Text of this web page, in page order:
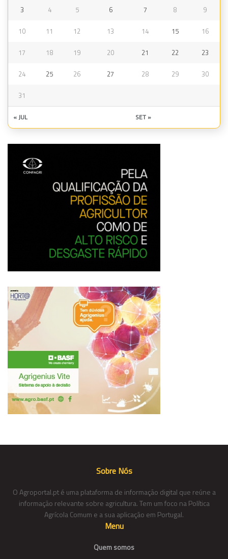
3 4 5 6 7 8 9
10 11 12 13 14 15 16
17 18 19 20 21 22 23
24 25 26 27 28 29 30
31
« JUL SET »
Sobre Nós
O Agroportal.pt é uma plataforma de informação digital que reúne a
informação relevante sobre agricultura. Tem um foco na Política
Agrícola Comum e a sua aplicação em Portugal.
Menu
Quem somos